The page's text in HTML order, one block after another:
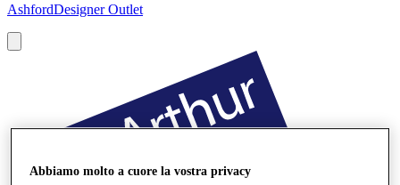
AshfordDesigner Outlet
Abbiamo molto a cuore la vostra privacy